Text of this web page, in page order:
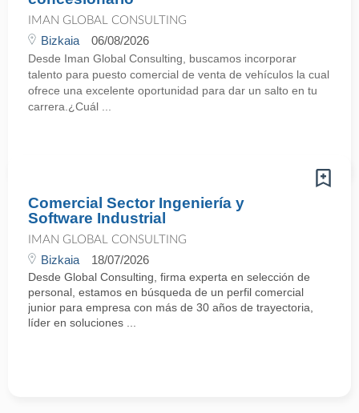
IMAN GLOBAL CONSULTING
Bizkaia 06/08/2026
Desde Iman Global Consulting, buscamos incorporar
talento para puesto comercial de venta de vehículos la cual
ofrece una excelente oportunidad para dar un salto en tu
carrera.¿Cuál ...
Comercial Sector Ingeniería y
Software Industrial
IMAN GLOBAL CONSULTING
Bizkaia 18/07/2026
Desde Global Consulting, firma experta en selección de
personal, estamos en búsqueda de un perfil comercial
junior para empresa con más de 30 años de trayectoria,
líder en soluciones ...